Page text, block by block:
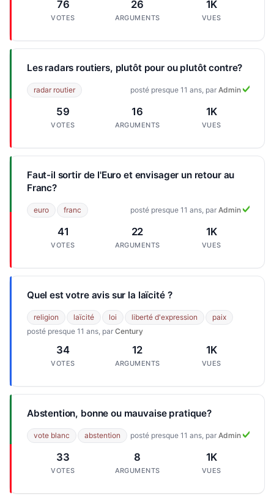
76
VOTES
26
ARGUMENTS
1K
VUES
59
VOTES
16
ARGUMENTS
1K
VUES
Les radars routiers, plutôt pour ou plutôt contre?
radar routier posté presque 11 ans, parAdmin
41
VOTES
22
ARGUMENTS
1K
VUES
Faut-il sortir de l'Euro et envisager un retour au
Franc?
euro franc posté presque 11 ans, parAdmin
34
VOTES
12
ARGUMENTS
1K
VUES
Quel est votre avis sur la laïcité ?
religion laïcité loi liberté d'expression
paix
posté presque 11 ans, par Century
33
VOTES
8
ARGUMENTS
1K
VUES
Abstention, bonne ou mauvaise pratique?
vote blanc abstention posté presque 11 ans, parAdmin